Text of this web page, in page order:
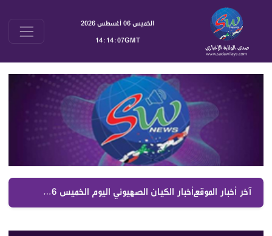
الخميس 06 أغسطس 2026
14:14:07GMT
آخر أخبار الموقع : أخبار الكيان الصهيوني اليوم الخميس 6 آب 2026 | جولة موسعة على الصحف العبرية والتطورات السياسية والعسكرية